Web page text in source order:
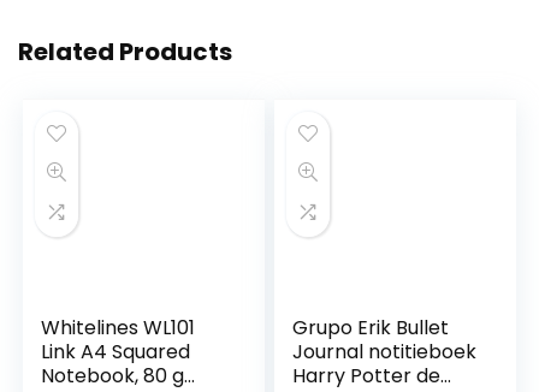
Related Products
Whitelines WL101
Link A4 Squared
Notebook, 80 g
Grupo Erik Bullet
Journal notitieboek
Harry Potter de